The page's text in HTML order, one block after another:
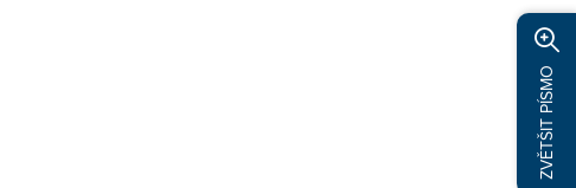
ZVĚTŠIT PÍSMO